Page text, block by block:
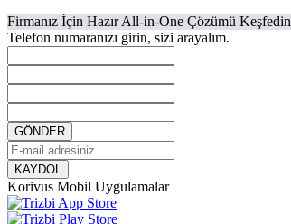
Firmanız İçin Hazır All-in-One Çözümü Keşfedin
Telefon numaranızı girin, sizi arayalım.
GÖNDER
KAYDOL
Korivus Mobil Uygulamalar